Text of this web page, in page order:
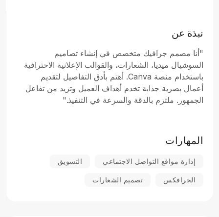
نبذة عن
"أنا مصمم جرافيك متخصص في إنشاء تصاميم
السوشيال ميديا، الشعارات، والقوالب الإعلانية الاحترافية
باستخدام منصة Canva. أهتم بأدق التفاصيل لتقديم
أعمال بصرية جذابة تخدم أهداف العميل وتزيد من تفاعل
الجمهور. ملتزم بالدقة والسرعة في التنفيذ."
المهارات
إدارة مواقع التواصل الاجتماعي التسويق
الجرافكس تصميم الشعارات